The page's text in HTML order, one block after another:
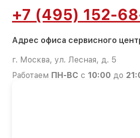
+7 (495) 152-
Адрес офиса сервисного
г. Москва, ул. Лесная, д. 5
Работаем ПН-ВС с 10:00 до